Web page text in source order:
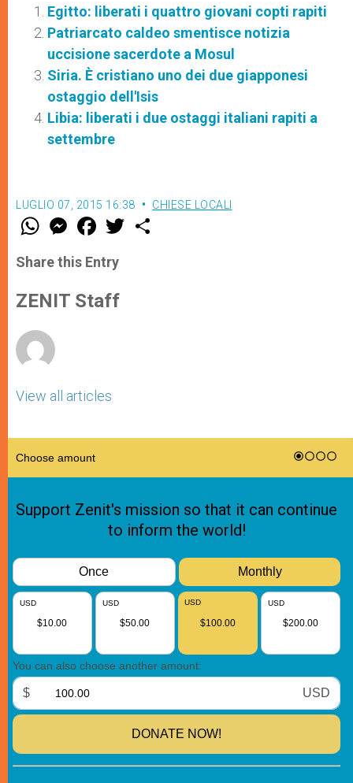
Egitto: liberati i quattro giovani copti rapiti
Patriarcato caldeo smentisce notizia
uccisione sacerdote a Mosul
Siria. È cristiano uno dei due giapponesi
ostaggio dell'Isis
Libia: liberati i due ostaggi italiani rapiti a
settembre
LUGLIO 07, 2015 16:38 CHIESE LOCALI
W
t
s
p
p
M
e
s
e
g
e
F
a
e
b
o
k
w
Share this Entry
ZENIT Staff
View all articles